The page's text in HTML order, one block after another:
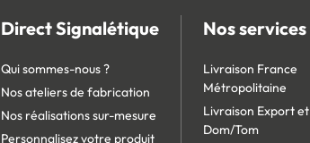
Direct Signalétique
Qui sommes-nous ?
Nos ateliers de fabrication
Nos réalisations sur-mesure
Personnalisez votre produit
Nos services
Livraison France
Métropolitaine
Livraison Export et
Dom/Tom